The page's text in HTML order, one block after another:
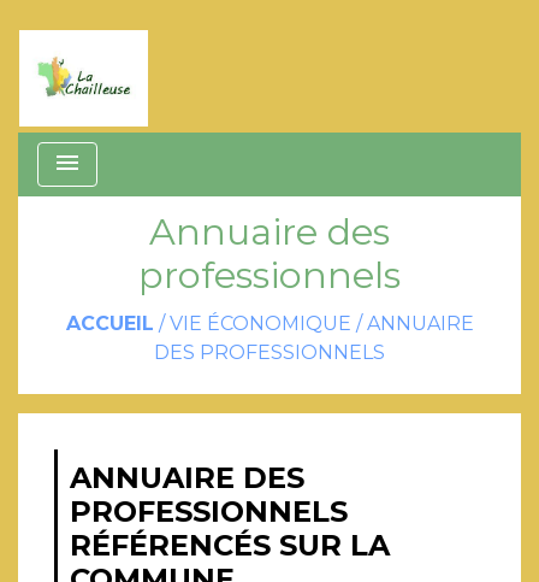
menu
Annuaire des
professionnels
ACCUEIL /VIE ÉCONOMIQUE /ANNUAIRE
DES PROFESSIONNELS
ANNUAIRE DES
PROFESSIONNELS
RÉFÉRENCÉS SUR LA